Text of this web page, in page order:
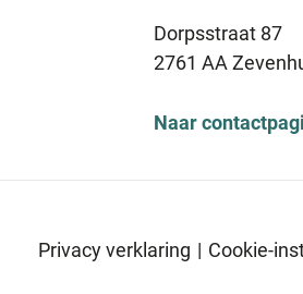
Dorpsstraat 87
2761 AA
Naar
Privacy verklaring | Cookie-